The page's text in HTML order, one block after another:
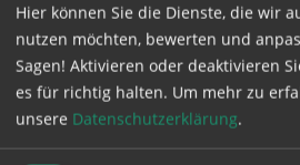
Bitte melden Sie sich mit
und Passwort an.
Benutzername
Hier können Sie die Dienste, die wir
nutzen möchten, bewerten und
Sagen! Aktivieren oder deaktivieren
es für richtig halten. Um mehr zu
unsere Datenschutzerklärung.